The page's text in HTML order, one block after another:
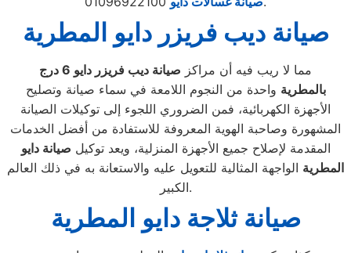
صيانة ديب فريزر دايو المطرية
مما لا ريب فيه أن مراكز صيانة ديب فريزر دايو
درج
بالمطرية واحدة من النجوم اللامعة في سماء صيانة وتصليح
الأجهزة الكهربائية، فمن الضروري اللجوء إلى توكيلات الصيانة
المشهورة وصاحبة الهوية المعروفة للاستفادة من أفضل الخدمات
المقدمة لإصلاح جميع الأجهزة المنزلية، ويعد توكيل صيانة دايو
المطرية الواجهة المثالية للتعويل عليه والاستعانة به في ذلك العالم
الكبير.
صيانة ثلاجة دايو المطرية